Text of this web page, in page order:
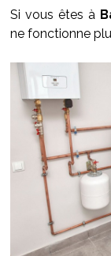
Si vous êtes à
ne fonctionne